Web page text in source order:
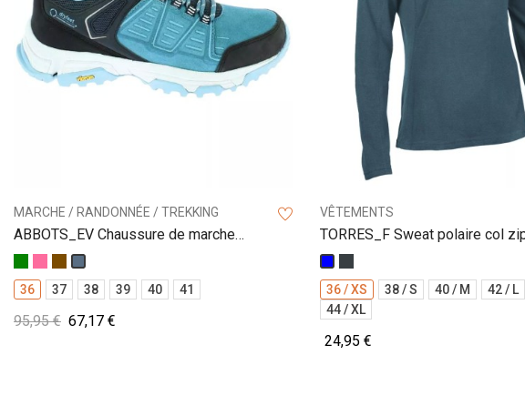
MARCHE / RANDONNÉE / TREKKING
ABBOTS_EV Chaussure de marche
VibramRoseMarron
36
37 38 39 40 41
95,95 € 67,17 €
VÊTEMENTS
TORRES_F Sweat polaire col
femme
Bleu
36 / XS 38 / S 40 / M
42 / L
44 / XL
24,95 €